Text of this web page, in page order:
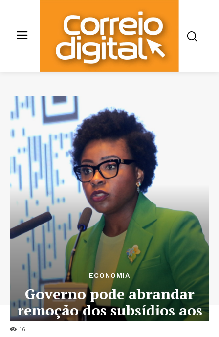
16
ECONOMIA
Governo pode abrandar
remoção dos subsídios aos
combustíveis